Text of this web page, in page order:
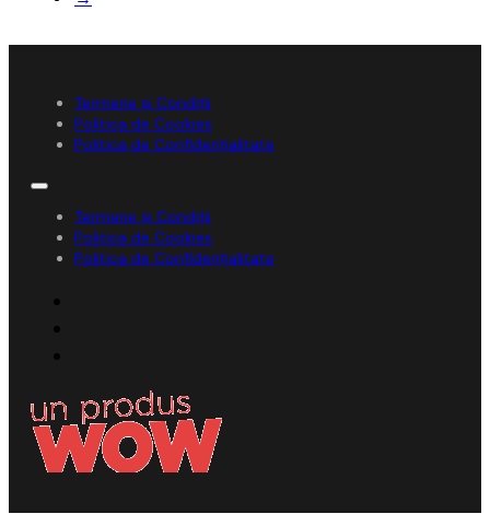
Termene și Condiții
Politica de Cookies
Politica de Confidențialitate
Termene și Condiții
Politica de Cookies
Politica de Confidențialitate